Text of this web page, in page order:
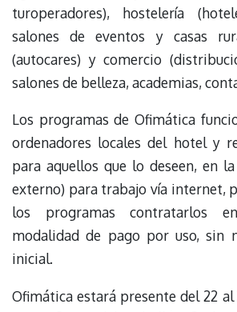
turoperadores), hostelería
salones de eventos y casas
(autocares) y comercio
salones de belleza, academias,
Los programas de Ofimática
ordenadores locales del hotel y
para aquellos que lo deseen, en
externo) para trabajo vía internet,
los programas contratarlos
modalidad de pago por uso, sin
inicial.
Ofimática estará presente del 22